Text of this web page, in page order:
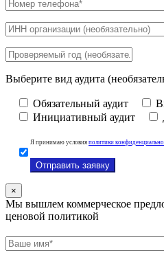
Выберите вид аудита
Обязательный аудит
Инициативный аудит
Я принимаю условия политики
×
Мы вышлем коммерческое
ценовой политикой